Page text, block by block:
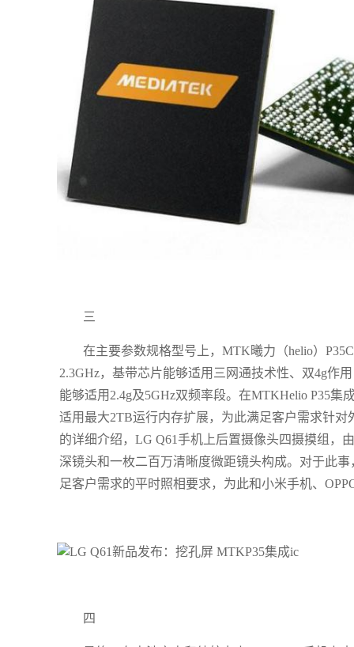
三
在主要参数规格型号上，MTK曦力（helio）
2.3GHz，基带芯片能够适用三网通技术性、双4g作
能够适用2.4g及5GHz双频率段。在MTKHelio P35
适用最大2TB运行内存扩展，为此满足客户需求针
的详细介绍，LG Q61手机上后置摄像头四摄摸组，
深镜头和一枚二百万清晰度微距镜头构成。对于此
足客户需求的平时照相要求，为此和小米手机、
四